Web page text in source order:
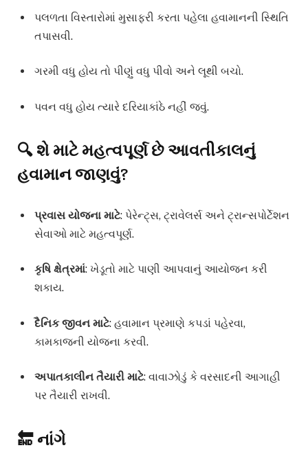
પલળતા વિસ્તારોમાં મુસાફરી કરતા પહેલા હવામાનની સ્થિતિ
તપાસવી.
ગરમી વધુ હોય તો પીણું વધુ પીવો અને લૂથી બચો.
પવન વધુ હોય ત્યારે દરિયાકાંઠે નહીં જવું.
🔍 શે માટે મહત્વપૂર્ણ છે આવતીકાલનું
હવામાન જાણવું?
પ્રવાસ યોજના માટે: પેરેન્ટ્સ, ટ્રાવેલર્સ અને ટ્રાન્સપોર્ટેશન
સેવાઓ માટે મહત્વપૂર્ણ.
કૃષિ ક્ષેત્રમાં: ખેડૂતો માટે પાણી આપવાનું આયોજન કરી
શકાય.
દૈનિક જીવન માટે: હવામાન પ્રમાણે કપડાં પહેરવા,
કામકાજની યોજના કરવી.
અપાતકાલીન તૈયારી માટે: વાવાઝોડું કે વરસાદની આગાહી
પર તૈયારી રાખવી.
🔚 નાંગે